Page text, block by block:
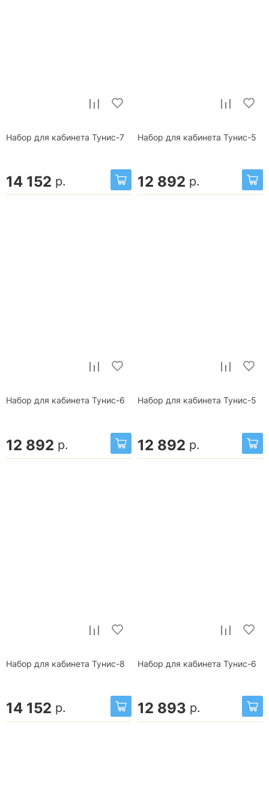
Набор для кабинета Тунис-7
14 152 р.
Набор для кабинета Тунис-5
12 892 р.
Набор для кабинета Тунис-6
12 892 р.
Набор для кабинета Тунис-5
12 892 р.
Набор для кабинета Тунис-8
14 152 р.
Набор для кабинета Тунис-6
12 893 р.